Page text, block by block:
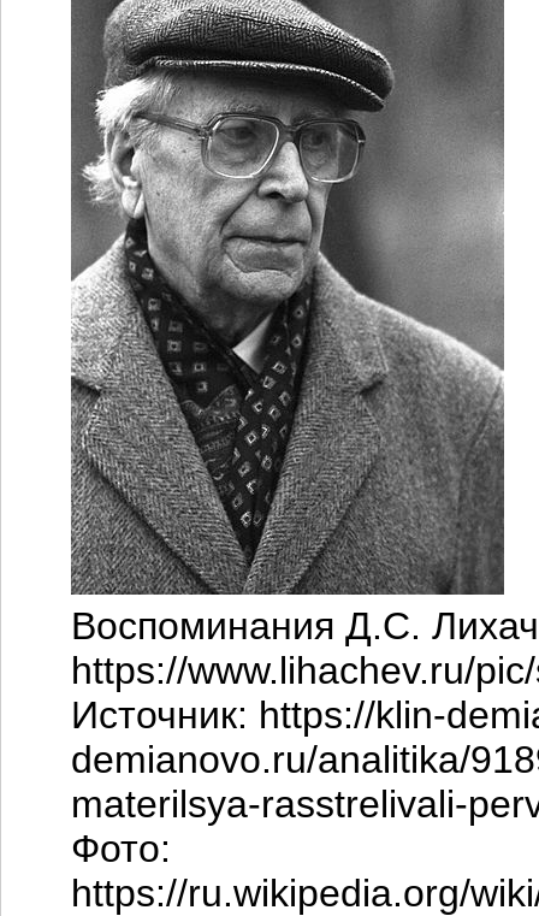
Воспоминания Д.С.
https://www.lihachev.ru/
Источник: https://klin-
demianovo.ru/analitika/
materilsya-rasstrelivali-
Фото:
https://ru.wikipedia.org/